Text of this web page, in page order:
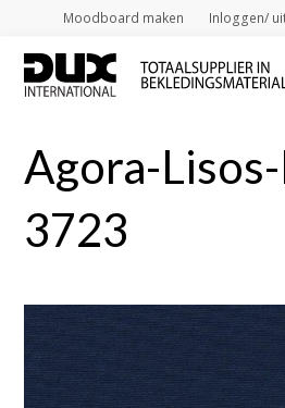
Moodboard maken Inloggen/
Agora-
3723